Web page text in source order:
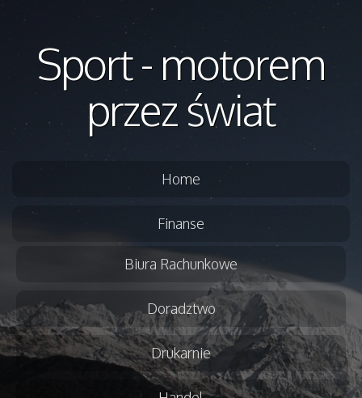
Sport - motorem
przez świat
Home
Finanse
Biura Rachunkowe
Doradztwo
Drukarnie